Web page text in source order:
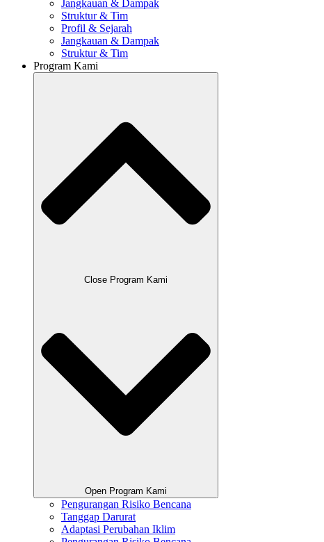
Jangkauan & Dampak
Struktur & Tim
Profil & Sejarah
Jangkauan & Dampak
Struktur & Tim
Program Kami
Close Program Kami
Open Program Kami
Pengurangan Risiko Bencana
Tanggap Darurat
Adaptasi Perubahan Iklim